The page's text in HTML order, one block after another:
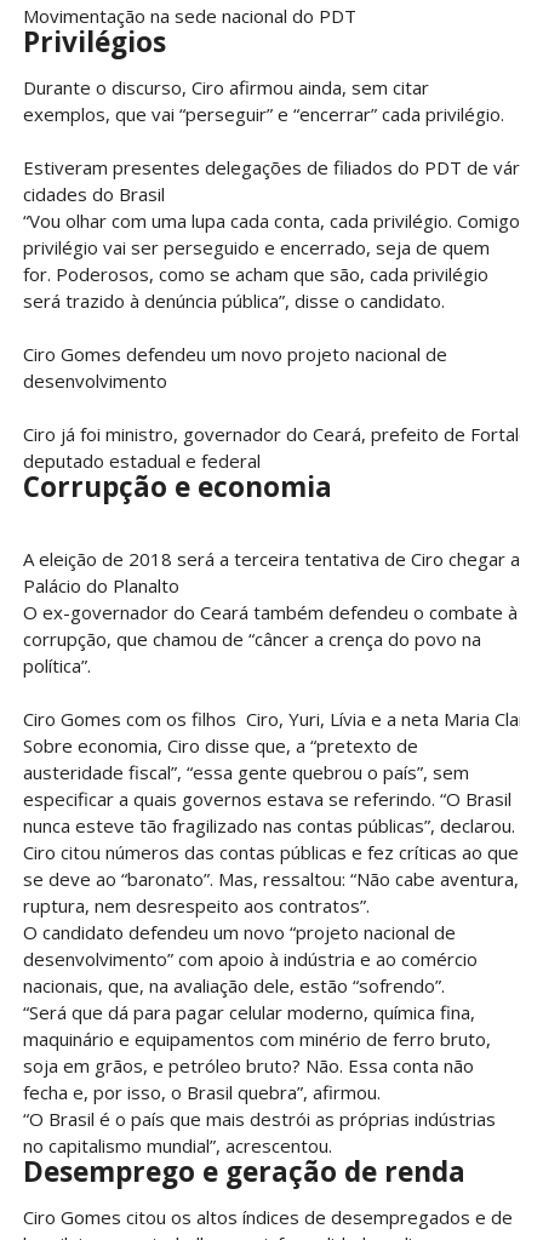
Movimentação na sede nacional do PDT
Privilégios
Durante o discurso, Ciro afirmou ainda, sem citar
exemplos, que vai “perseguir” e “encerrar” cada privilégio.
Estiveram presentes delegações de filiados do PDT de várias
cidades do Brasil
“Vou olhar com uma lupa cada conta, cada privilégio. Comigo
privilégio vai ser perseguido e encerrado, seja de quem
for. Poderosos, como se acham que são, cada privilégio
será trazido à denúncia pública”, disse o candidato.
Ciro Gomes defendeu um novo projeto nacional de
desenvolvimento
Ciro já foi ministro, governador do Ceará, prefeito de
deputado estadual e federal
Corrupção e economia
A eleição de 2018 será a terceira tentativa de Ciro chegar ao
Palácio do Planalto
O ex-governador do Ceará também defendeu o combate à
corrupção, que chamou de “câncer a crença do povo na
política”.
Ciro Gomes com os filhos Ciro, Yuri, Lívia e a neta Maria Clara
Sobre economia, Ciro disse que, a “pretexto de
austeridade fiscal”, “essa gente quebrou o país”, sem
especificar a quais governos estava se referindo. “O Brasil
nunca esteve tão fragilizado nas contas públicas”, declarou.
Ciro citou números das contas públicas e fez críticas ao que
se deve ao “baronato”. Mas, ressaltou: “Não cabe aventura,
ruptura, nem desrespeito aos contratos”.
O candidato defendeu um novo “projeto nacional de
desenvolvimento” com apoio à indústria e ao comércio
nacionais, que, na avaliação dele, estão “sofrendo”.
“Será que dá para pagar celular moderno, química fina,
maquinário e equipamentos com minério de ferro bruto,
soja em grãos, e petróleo bruto? Não. Essa conta não
fecha e, por isso, o Brasil quebra”, afirmou.
“O Brasil é o país que mais destrói as próprias indústrias
no capitalismo mundial”, acrescentou.
Desemprego e geração de renda
Ciro Gomes citou os altos índices de desempregados e de